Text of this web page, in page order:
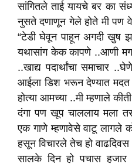
सांगितले ताई यायचे बर का
नुसते दणाणून गेले होते मी पण
“टेडी घेवून पाहून अगदी खुष
यथासांग केक कापणे ..आणी मग
..खाद्य पदार्थांचा समाचार
आईला डिश भरून देण्यात मदत
होत्या आमच्या ..मी म्हणाले
दंगा पण खूप चाललाय मला तर
एक गाणे म्हणावेसे वाटू लागले
हसून विचारले तेच हो
सालके दिन हो पचास